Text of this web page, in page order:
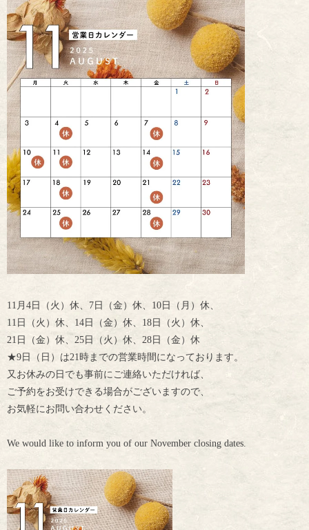
11月4日（火）休、7日（金）休、10日（月）休、
11日（火）休、14日（金）休、18日（火）休、
21日（金）休、25日（火）休、28日（金）休
★9日（日）は21時までの営業時間になっております。
又お休みの日でも事前にご連絡いただければ、
ご予約をお受けできる場合がございますので、
お気軽にお問い合わせください。
We would like to inform you of our November closing dates.